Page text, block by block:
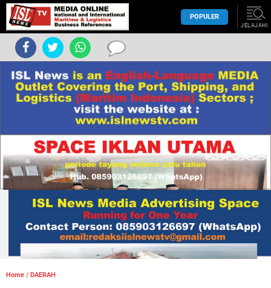
POPULER
JELAJAHI
Home / DAERAH